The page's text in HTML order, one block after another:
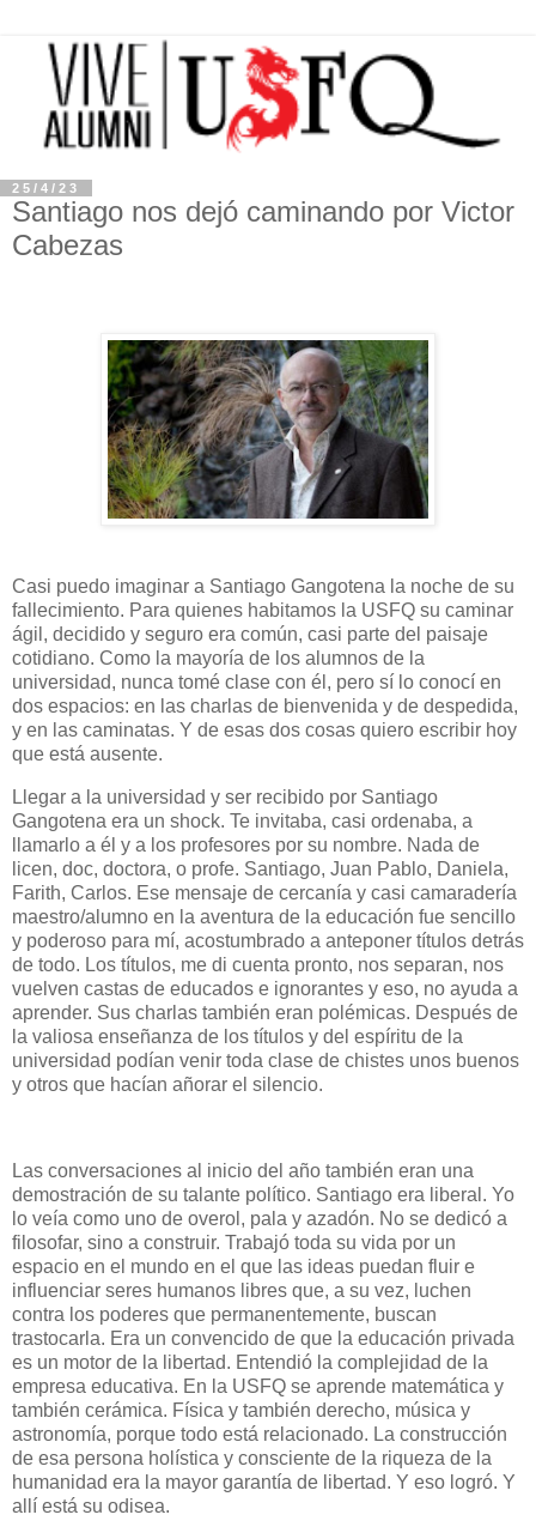
25/4/23
Santiago nos dejó caminando por Victor
Cabezas
Casi puedo imaginar a Santiago Gangotena la noche de su
fallecimiento. Para quienes habitamos la USFQ su caminar
ágil, decidido y seguro era común, casi parte del paisaje
cotidiano. Como la mayoría de los alumnos de la
universidad, nunca tomé clase con él, pero sí lo conocí en
dos espacios: en las charlas de bienvenida y de despedida,
y en las caminatas. Y de esas dos cosas quiero escribir hoy
que está ausente.
Llegar a la universidad y ser recibido por Santiago
Gangotena era un shock. Te invitaba, casi ordenaba, a
llamarlo a él y a los profesores por su nombre. Nada de
licen, doc, doctora, o profe. Santiago, Juan Pablo, Daniela,
Farith, Carlos. Ese mensaje de cercanía y casi camaradería
maestro/alumno en la aventura de la educación fue sencillo
y poderoso para mí, acostumbrado a anteponer títulos detrás
de todo. Los títulos, me di cuenta pronto, nos separan, nos
vuelven castas de educados e ignorantes y eso, no ayuda a
aprender. Sus charlas también eran polémicas. Después de
la valiosa enseñanza de los títulos y del espíritu de la
universidad podían venir toda clase de chistes unos buenos
y otros que hacían añorar el silencio.
Las conversaciones al inicio del año también eran una
demostración de su talante político. Santiago era liberal. Yo
lo veía como uno de overol, pala y azadón. No se dedicó a
filosofar, sino a construir. Trabajó toda su vida por un
espacio en el mundo en el que las ideas puedan fluir e
influenciar seres humanos libres que, a su vez, luchen
contra los poderes que permanentemente, buscan
trastocarla. Era un convencido de que la educación privada
es un motor de la libertad. Entendió la complejidad de la
empresa educativa. En la USFQ se aprende matemática y
también cerámica. Física y también derecho, música y
astronomía, porque todo está relacionado. La construcción
de esa persona holística y consciente de la riqueza de la
humanidad era la mayor garantía de libertad. Y eso logró. Y
allí está su odisea.